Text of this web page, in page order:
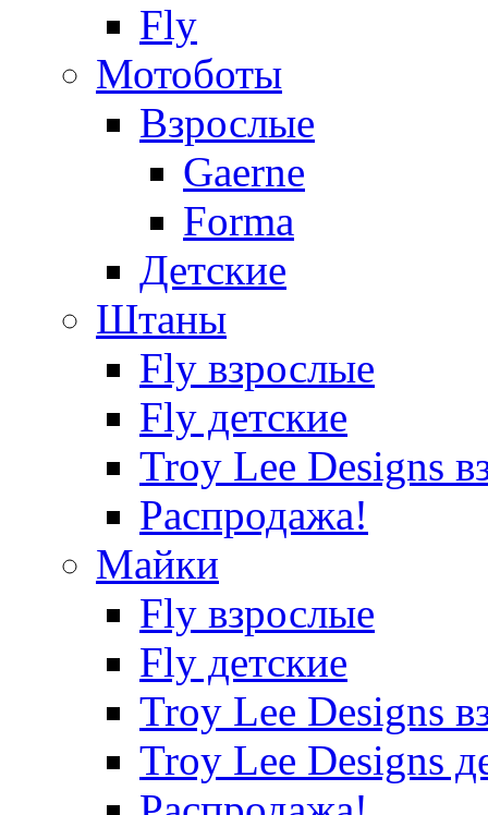
Fly
Мотоботы
Взрослые
Gaerne
Forma
Детские
Штаны
Fly взрослые
Fly детские
Troy Lee Designs
Распродажа!
Майки
Fly взрослые
Fly детские
Troy Lee Designs
Troy Lee Designs